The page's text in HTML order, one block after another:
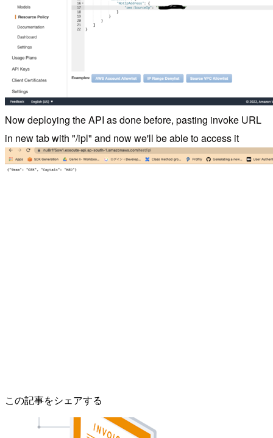
Now deploying the API as done before, pasting invoke URL
in new tab with "/ipl" and now we'll be able to access it
この記事をシェアする